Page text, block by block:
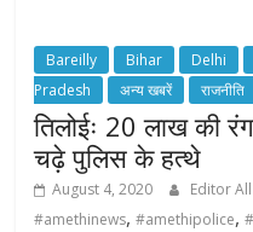
Bareilly Bihar Delhi
Pradesh
अन्य खबरें राजनीति
तिलोईः 20 लाख की
चढ़े पुलिस के हत्थे
August 4, 2020 Editor
#amethinews,#amethipolice,